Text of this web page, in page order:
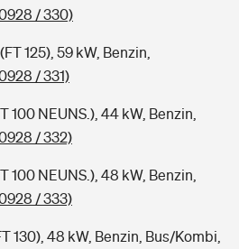
/ 330)
125), 59 kW, Benzin,
/ 331)
100 NEUNS.), 44 kW, Benzin,
/ 332)
100 NEUNS.), 48 kW, Benzin,
/ 333)
130), 48 kW, Benzin, Bus/Kombi,